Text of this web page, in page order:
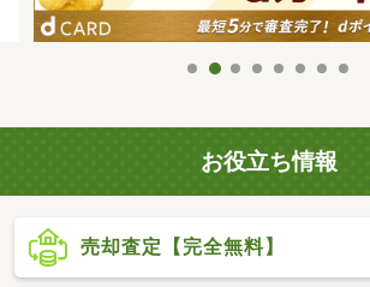
お役立ち情報
売却査定【完全無料】